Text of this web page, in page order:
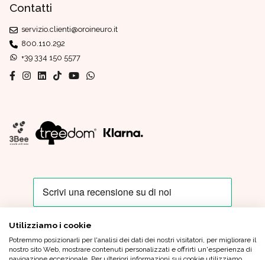
Contatti
servizio.clienti@oroineuro.it
800.110.292
+39 334 150 5577
Oro In Euro Italia S.p.A. - Sede Legale: Piazza IV Novembre, 4 - 20124
Milano - Sede Operativa: Via XX Settembre, 6 - 21013 Gallarate (VA)
Utilizziamo i cookie
Potremmo posizionarli per l'analisi dei dati dei nostri visitatori, per migliorare il
nostro sito Web, mostrare contenuti personalizzati e offrirti un'esperienza di